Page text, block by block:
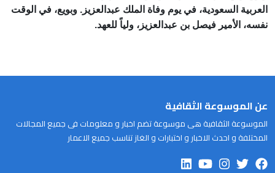
العربية السعودية، في يوم وفاة الملك عبدالعزيز. وبويع، في الوقت
نفسه، الأمير فيصل بن عبدالعزيز، ولياً للعهد.
عن الموسوعة الثقافية
الموسوعة الثقافية هى موسوعة تضم اخبار و معلومات فى جميع المجالات
المختلفة و احدث الاخبار و اختبارات و الغاز تناسب جميع الاعمار